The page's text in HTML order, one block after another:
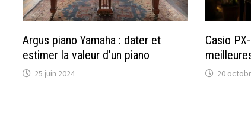
Argus piano Yamaha : dater et
estimer la valeur d’un piano
25 juin 2024
Casio
20